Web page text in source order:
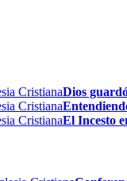
Dios
El Incesto